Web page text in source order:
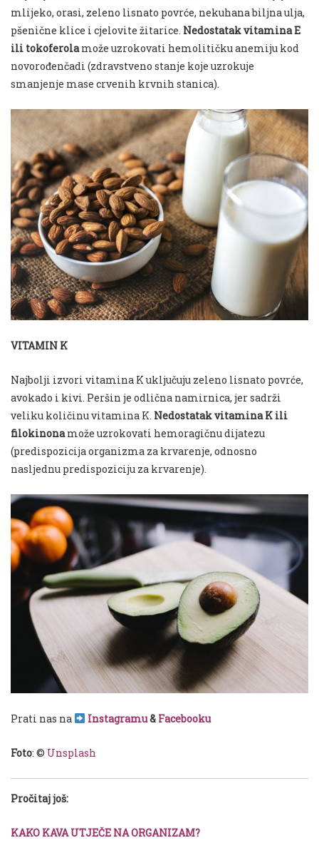
mlijeko, orasi, zeleno lisnato povrće, nekuhana biljna ulja,
pšenične klice i cjelovite žitarice. Nedostatak vitamina E
ili tokoferolamože uzrokovati hemolitičku anemiju kod
novorođenčadi (zdravstveno stanje koje uzrokuje
smanjenje mase crvenih krvnih stanica).
VITAMIN K
Najbolji izvori vitamina K uključuju zeleno lisnato povrće,
avokado i kivi. Peršin je odlična namirnica, jer sadrži
veliku količinu vitamina K. Nedostatak vitamina K ili
filokinonamože uzrokovati hemoragičnu dijatezu
(predispozicija organizma za krvarenje, odnosno
nasljednu predispoziciju za krvarenje).
Prati nas na Instagramu& Facebooku
Foto: © Unsplash
Pročitaj još:
KAKO KAVA UTJEČE NA ORGANIZAM?